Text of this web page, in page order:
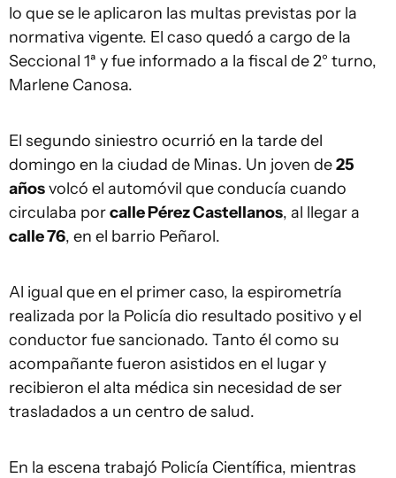
lo que se le aplicaron las multas previstas por la
normativa vigente. El caso quedó a cargo de la
Seccional 1ª y fue informado a la fiscal de 2° turno,
Marlene Canosa.
El segundo siniestro ocurrió en la tarde del
domingo en la ciudad de Minas. Un joven de25
añosvolcó el automóvil que conducía cuando
circulaba porcalle Pérez Castellanos, al llegar a
calle 76, en el barrio Peñarol.
Al igual que en el primer caso, la espirometría
realizada por la Policía dio resultado positivo y el
conductor fue sancionado. Tanto él como su
acompañante fueron asistidos en el lugar y
recibieron el alta médica sin necesidad de ser
trasladados a un centro de salud.
En la escena trabajó Policía Científica, mientras